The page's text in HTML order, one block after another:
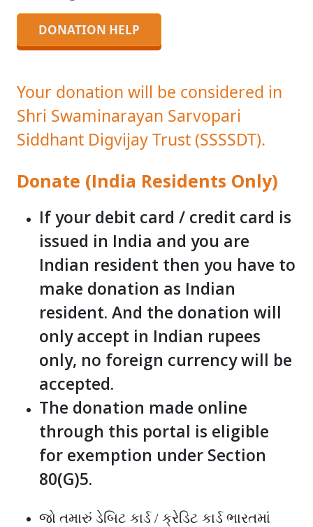
Your donation will be considered in
Shri Swaminarayan Sarvopari
Siddhant Digvijay Trust (SSSSDT).
Donate (India Residents Only)
If your debit card / credit card is
issued in India and you are
Indian resident then you have to
make donation as Indian
resident. And the donation will
only accept in Indian rupees
only, no foreign currency will be
accepted.
The donation made online
through this portal is eligible
for exemption under Section
80(G)5.
જો તમારું ડેબિટ કાર્ડ / ક્રેડિટ કાર્ડ ભારતમાં